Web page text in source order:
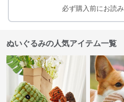
必ず購入前にお読み
ぬいぐるみの人気アイテム一覧